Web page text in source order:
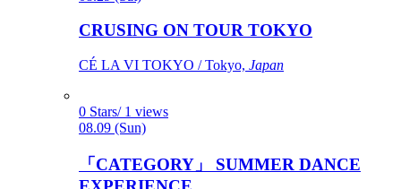
CRUSING ON TOUR TOKYO
CÉ LA VI TOKYO / Tokyo, Japan
0 Stars/ 1 views
08.09 (Sun)
「CATEGORY」 SUMMER DANCE